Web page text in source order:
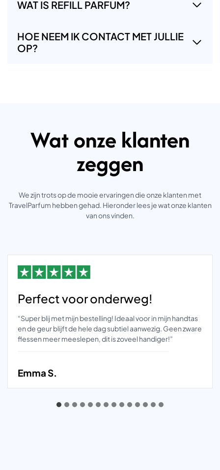
WAT IS REFILL PARFUM?
HOE NEEM IK CONTACT MET JULLIE
OP?
Wat onze klanten
zeggen
We zijn trots op de mooie ervaringen die onze klanten met
TravelParfum hebben gehad. Hieronder lees je wat onze klanten
van ons vinden.
Perfect voor onderweg!
“Super blij met mijn bestelling! Ideaal voor in mijn handtas
en de geur blijft de hele dag subtiel aanwezig. Geen zware
flessen meer meeslepen, dit is zoveel handiger!”
Emma S.